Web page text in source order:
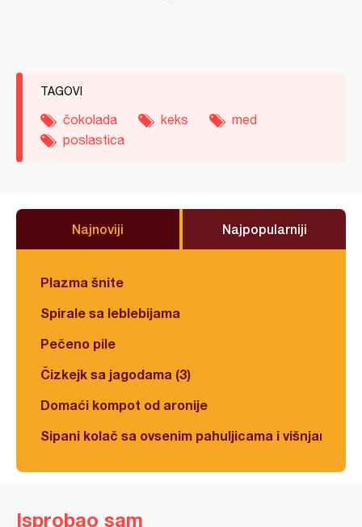
TAGOVI
čokolada keks
med
poslastica
Najnoviji Najpopularniji
Plazma šnite
Spirale sa leblebijama
Pečeno pile
Čizkejk sa jagodama (3)
Domaći kompot od aronije
Sipani kolač sa ovsenim pahuljicama i višnjama
Isprobao sam